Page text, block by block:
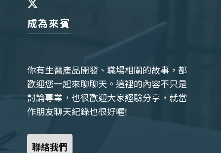
成為來賓
你有生醫產品開發、職場相關的故事，都
歡迎您一起來聊聊天。這裡的內容不只是
討論專業，也很歡迎大家經驗分享，就當
作朋友聊天紀錄也很好喔!
聯絡我們